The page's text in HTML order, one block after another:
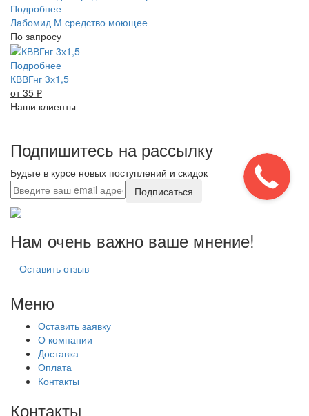
Подробнее
Лабомид М средство моющее
По запросу
Подробнее
КВВГнг 3х1,5
от 35 ₽
Наши клиенты
Подпишитесь на рассылку
Будьте в курсе новых поступлений и скидок
Подписаться
Нам очень важно ваше мнение!
Оставить отзыв
Меню
Оставить заявку
О компании
Доставка
Оплата
Контакты
Контакты